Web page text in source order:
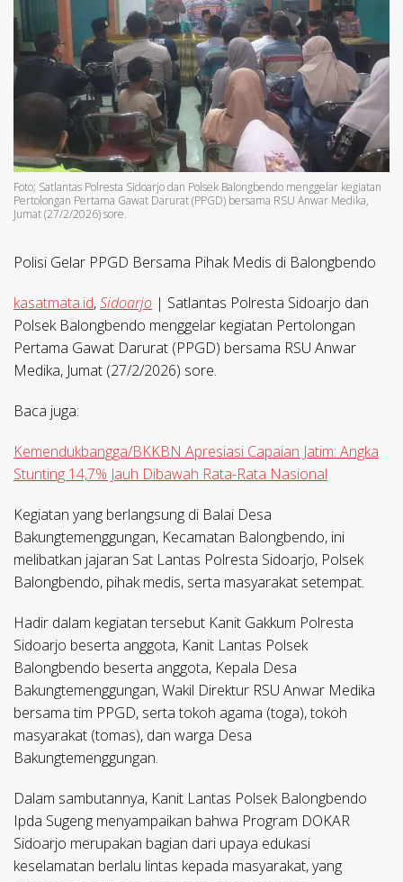
Foto; Satlantas Polresta Sidoarjo dan Polsek Balongbendo menggelar kegiatan
Pertolongan Pertama Gawat Darurat (PPGD) bersama RSU Anwar Medika,
Jumat (27/2/2026) sore.
Polisi Gelar PPGD Bersama Pihak Medis di Balongbendo
kasatmata.id,Sidoarjo | Satlantas Polresta Sidoarjo dan
Polsek Balongbendo menggelar kegiatan Pertolongan
Pertama Gawat Darurat (PPGD) bersama RSU Anwar
Medika, Jumat (27/2/2026) sore.
Baca juga:
Kemendukbangga/BKKBN Apresiasi Capaian Jatim: Angka
Stunting 14,7% Jauh Dibawah Rata-Rata Nasional
Kegiatan yang berlangsung di Balai Desa
Bakungtemenggungan, Kecamatan Balongbendo, ini
melibatkan jajaran Sat Lantas Polresta Sidoarjo, Polsek
Balongbendo, pihak medis, serta masyarakat setempat.
Hadir dalam kegiatan tersebut Kanit Gakkum Polresta
Sidoarjo beserta anggota, Kanit Lantas Polsek
Balongbendo beserta anggota, Kepala Desa
Bakungtemenggungan, Wakil Direktur RSU Anwar Medika
bersama tim PPGD, serta tokoh agama (toga), tokoh
masyarakat (tomas), dan warga Desa
Bakungtemenggungan.
Dalam sambutannya, Kanit Lantas Polsek Balongbendo
Ipda Sugeng menyampaikan bahwa Program DOKAR
Sidoarjo merupakan bagian dari upaya edukasi
keselamatan berlalu lintas kepada masyarakat, yang